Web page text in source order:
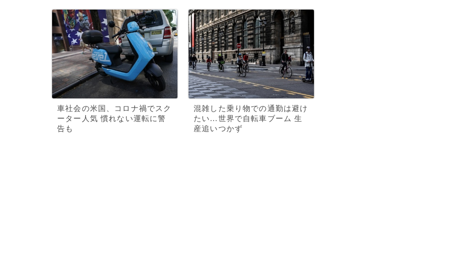
車社会の米国、コロナ禍でスク
ーター人気 慣れない運転に警
告も
混雑した乗り物での通勤は避け
たい…世界で自転車ブーム 生
産追いつかず